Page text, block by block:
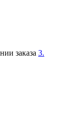
заказа 3.